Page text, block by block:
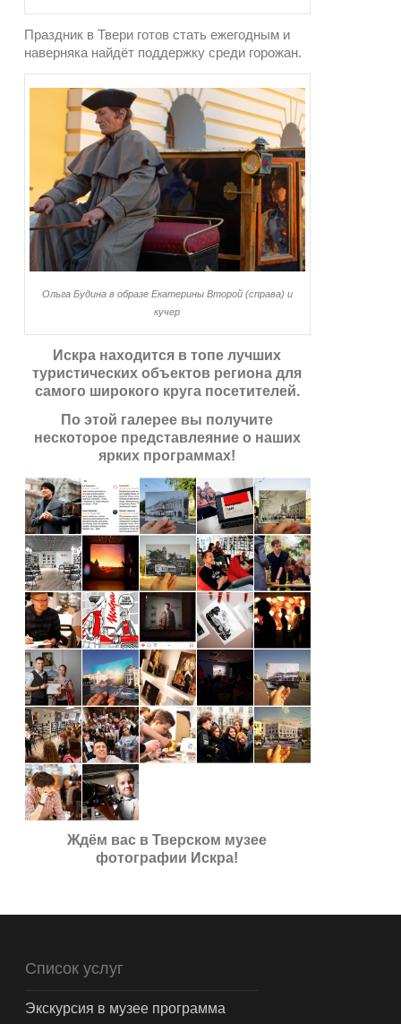
Праздник в Твери готов стать ежегодным и
наверняка найдёт поддержку среди горожан.
Ольга Будина в образе Екатерины Второй (справа) и
кучер
Искра находится в топе лучших
туристических объектов региона для
самого широкого круга посетителей.
По этой галерее вы получите
нескоторое представлеяние о наших
ярких программах!
Ждём вас в Тверском музее
фотографии Искра!
Список услуг
Экскурсия в музее программа